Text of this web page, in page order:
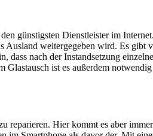
günstigsten Dienstleister im
weitergegeben wird. Es
dass nach der Instandsetzung
ist es außerdem
reparieren. Hier kommt es aber